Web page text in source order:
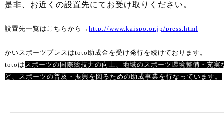
是非、お近くの設置先にてお受け取りください。
設置先一覧はこちらから→ http://www.kaispo.or.jp/press.html
かいスポーツプレスはtoto助成金を受け発行を続けております。
totoは スポーツの国際競技力の向上、地域のスポーツ環境整備・充実
ど、スポーツの普及・振興を図るための助成事業を行なっています。